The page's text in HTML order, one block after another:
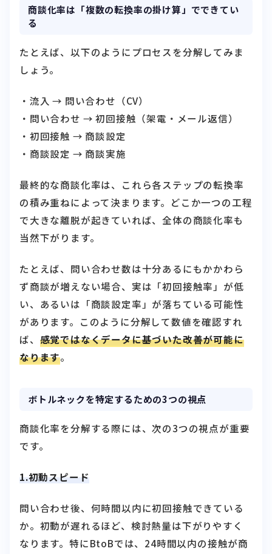
商談化率は「複数の転換率の掛け算」でできてい
る
たとえば、以下のようにプロセスを分解してみま
しょう。
・流入 → 問い合わせ（CV）
・問い合わせ → 初回接触（架電・メール返信）
・初回接触 → 商談設定
・商談設定 → 商談実施
最終的な商談化率は、これら各ステップの転換率
の積み重ねによって決まります。どこか一つの工程
で大きな離脱が起きていれば、全体の商談化率も
当然下がります。
たとえば、問い合わせ数は十分あるにもかかわら
ず商談が増えない場合、実は「初回接触率」が低
い、あるいは「商談設定率」が落ちている可能性
があります。このように分解して数値を確認すれ
ば、 感覚ではなくデータに基づいた改善が可能に
なります。
ボトルネックを特定するための3つの視点
商談化率を分解する際には、次の3つの視点が重要
です。
1.初動スピード
問い合わせ後、何時間以内に初回接触できている
か。初動が遅れるほど、検討熱量は下がりやすく
なります。特にBtoBでは、24時間以内の接触が商